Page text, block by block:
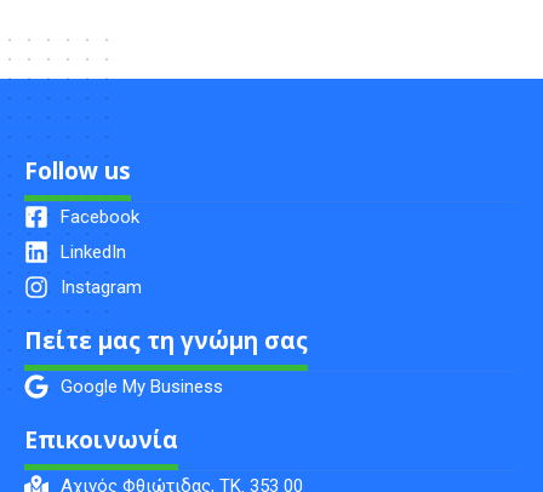
Follow us
Facebook
LinkedIn
Instagram
Πείτε μας τη γνώμη σας
Google My Business
Επικοινωνία
Αχινός Φθιώτιδας, ΤK. 353 00